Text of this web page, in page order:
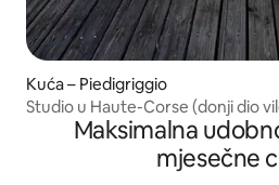
Kuća – Piedigriggio
Studio u Haute-Corse (donji dio
Maksimalna
mjesečne